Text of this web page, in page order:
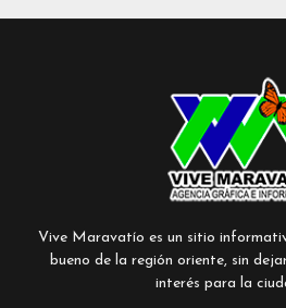
Vive Maravatío es un sitio
bueno de la región oriente, sin
interés para la